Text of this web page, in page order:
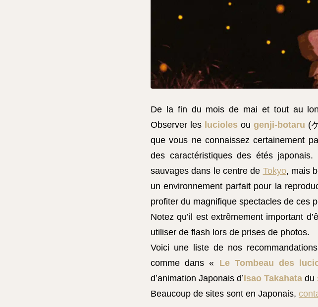
De la fin du mois de mai et tout au
Observer les lucioles ou genji-botaru (
que vous ne connaissez certainement
des caractéristiques des étés
sauvages dans le centre de Tokyo, mais
un environnement parfait pour la
profiter du magnifique spectacles de ces
Notez qu’il est extrêmement important
utiliser de flash lors de prises de photos.
Voici une liste de nos
comme dans « Le Tombeau des
d’animation Japonais d’Isao Takahata du
Beaucoup de sites sont en Japonais,